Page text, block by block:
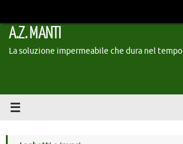
contenuto
A.Z. MANTI
La soluzione impermeabile che dura nel tempo